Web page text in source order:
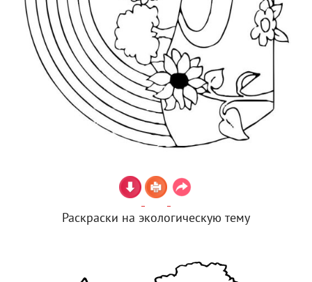
Раскраски на экологическую тему